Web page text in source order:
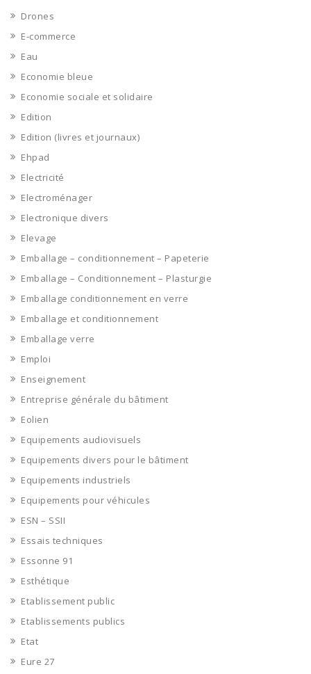
Drones
E-commerce
Eau
Economie bleue
Economie sociale et solidaire
Edition
Edition (livres et journaux)
Ehpad
Electricité
Electroménager
Electronique divers
Elevage
Emballage – conditionnement – Papeterie
Emballage – Conditionnement – Plasturgie
Emballage conditionnement en verre
Emballage et conditionnement
Emballage verre
Emploi
Enseignement
Entreprise générale du bâtiment
Eolien
Equipements audiovisuels
Equipements divers pour le bâtiment
Equipements industriels
Equipements pour véhicules
ESN – SSII
Essais techniques
Essonne 91
Esthétique
Etablissement public
Etablissements publics
Etat
Eure 27